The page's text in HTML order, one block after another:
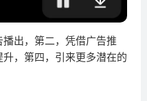
出，第二，凭借广告推
，第四，引来更多潜在的